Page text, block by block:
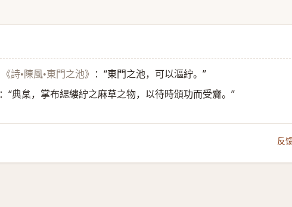
《詩•陳風•東門之池》
：“東門之池，可以漚紵。”
：“典枲，掌布緦縷紵之麻草之物，以待時頒功而受齎。”
反